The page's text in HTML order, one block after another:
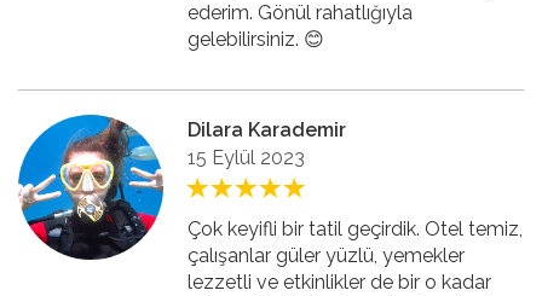
ederim. Gönül rahatlığıyla
gelebilirsiniz. 😊
Dilara Karademir
15 Eylül 2023
Çok keyifli bir tatil geçirdik. Otel temiz,
çalışanlar güler yüzlü, yemekler
lezzetli ve etkinlikler de bir o kadar